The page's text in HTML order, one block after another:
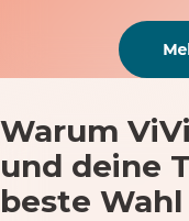
Warum
und deine
beste